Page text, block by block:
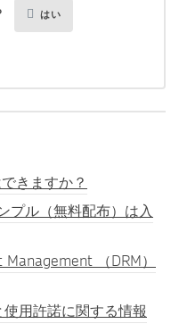
はい
きますか？
プル（無料配布）は入
（DRM）
用許諾に関する情報